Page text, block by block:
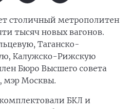
столичный метрополитен
тысяч новых вагонов.
Таганско-
Калужско-Рижскую
Бюро Высшего совета
мэр Москвы.
БКЛ и